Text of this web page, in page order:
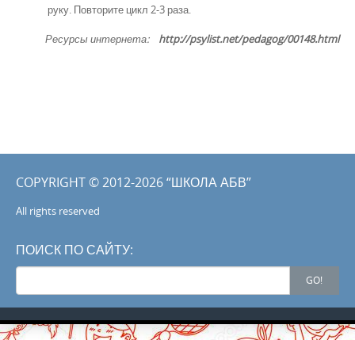
руку. Повторите цикл 2-3 раза.
Ресурсы интернета: http://psylist.net/pedagog/00148.html
COPYRIGHT © 2012-2026 “ШКОЛА АБВ”
All rights reserved
ПОИСК ПО САЙТУ:
Search
for:
GO!